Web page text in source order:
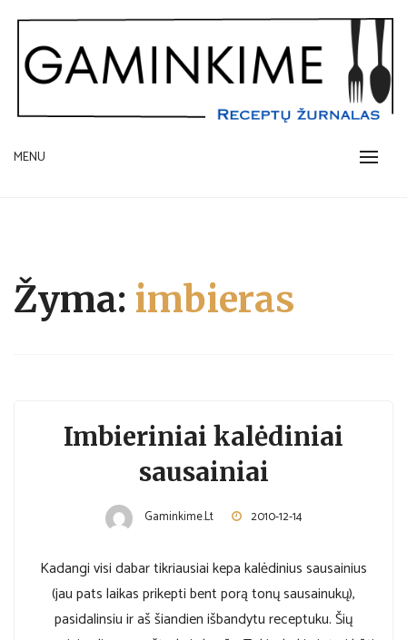
content
GAMINKIME.LT
receptų žurnalas
MENU
Žyma: imbieras
Imbieriniai kalėdiniai
sausainiai
Gaminkime.lt 2010-12-14
Kadangi visi dabar tikriausiai kepa kalėdinius sausainius
(jau pats laikas prikepti bent porą tonų sausainukų),
pasidalinsiu ir aš šiandien išbandytu receptuku. Šių